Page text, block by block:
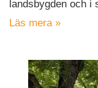
landsbygden och i
Läs mera »